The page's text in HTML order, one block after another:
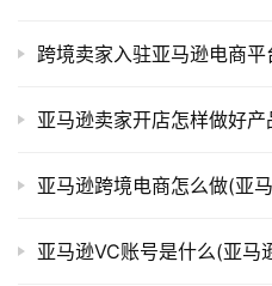
跨境卖家入驻亚马逊电商
亚马逊卖家开店怎样做好产
亚马逊跨境电商怎么做(亚
亚马逊VC账号是什么(亚马